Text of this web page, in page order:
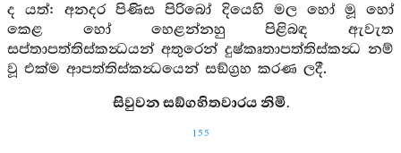
ද යත්: අනදර පිණිස පිරිබෝ දියෙහි මල හෝ මූ හෝ
කෙළ හෝ හෙළන්නහු පිළිබඳ ඇවැත
සප්තාපත්තිස්කන්‍ධයන් අතුරෙන් දුෂ්කෘතාපත්තිස්කන්‍ධ නම්
වූ එක්ම ආපත්තිස්කන්‍ධයෙන් සඞ්ග්‍රහ කරණ ලදී.
සිවුවන සඞ්ගහිතවාරය නිමි.
155